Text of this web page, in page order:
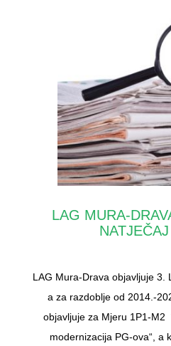
LAG MURA-
LAG Mura-Drava objavljuje 3.
a za razdoblje od 2014.-
objavljuje za Mjeru 1P1-M2
modernizacija PG-ova“, a